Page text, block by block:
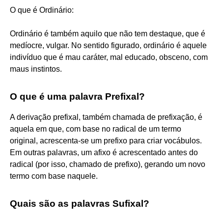
O que é Ordinário:
Ordinário é também aquilo que não tem destaque, que é
medíocre, vulgar. No sentido figurado, ordinário é aquele
indivíduo que é mau caráter, mal educado, obsceno, com
maus instintos.
O que é uma palavra Prefixal?
A derivação prefixal, também chamada de prefixação, é
aquela em que, com base no radical de um termo
original, acrescenta-se um prefixo para criar vocábulos.
Em outras palavras, um afixo é acrescentado antes do
radical (por isso, chamado de prefixo), gerando um novo
termo com base naquele.
Quais são as palavras Sufixal?